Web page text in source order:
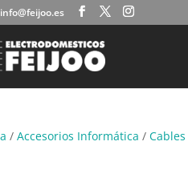
info@feijoo.es
/Accesorios Informática /Cables